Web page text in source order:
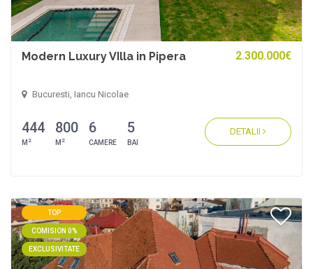
Modern Luxury VIlla in Pipera 2.300.000€
Bucuresti, Iancu Nicolae
444
M 2
800
M 2
6
CAMERE
5
BAI
DETALII
TOP
COMISION 0%
EXCLUSIVITATE